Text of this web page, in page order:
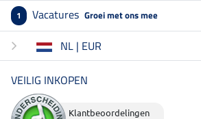
1 Vacatures Groei met ons mee
NL | EUR
VEILIG INKOPEN
Klantbeoordelingen